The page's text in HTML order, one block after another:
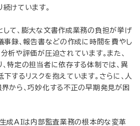
けています。
て、膨大な文書作成業務の負担が挙げ
事録、報告書などの作成に時間を費やし
析や評価が圧迫されています。また、
特定の担当者に依存する体制では、異
するリスクを抱えています。さらに、人
から、巧妙化する不正の早期発見が困
生成AIは内部監査業務の根本的な変革